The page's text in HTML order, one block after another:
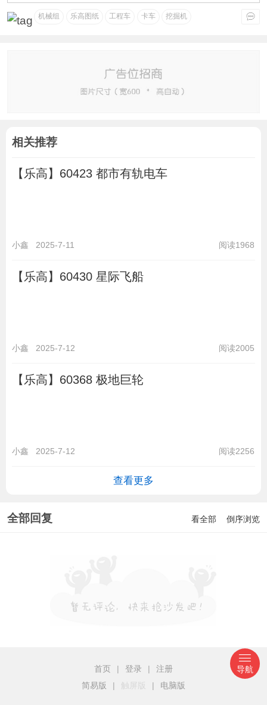
机械组 乐高图纸 工程车 卡车 挖掘机
相关推荐
【乐高】60423 都市有轨电车
小鑫 2025-7-11 阅读1968
【乐高】60430 星际飞船
小鑫 2025-7-12 阅读2005
【乐高】60368 极地巨轮
小鑫 2025-7-12 阅读2256
查看更多
全部回复 看全部 倒序浏览
首页 | 登录 |
注册
简易版
| 触屏版 | 电脑版
导航